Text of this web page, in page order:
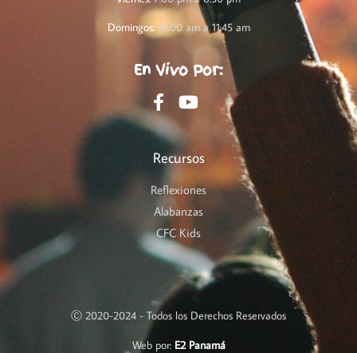
Domingos: 10:00 am a 11:45 am
En Vivo Por:
Recursos
Reflexiones
Alabanzas
CFC Kids
Ⓒ 2020-2024 - Todos los Derechos Reservados
Web por: E2 Panamá